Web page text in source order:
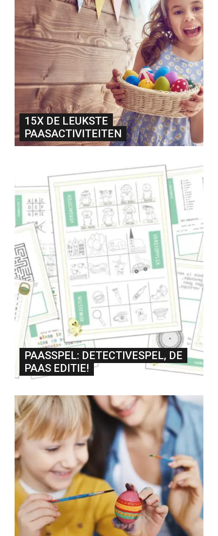
15X DE LEUKSTE
PAASACTIVITEITEN
PAASSPEL: DETECTIVESPEL, DE
PAAS EDITIE!